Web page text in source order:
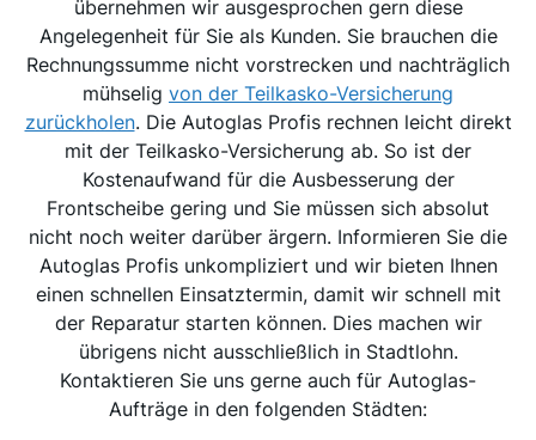
übernehmen wir ausgesprochen gern diese
Angelegenheit für Sie als Kunden. Sie brauchen die
Rechnungssumme nicht vorstrecken und nachträglich
mühselig von der Teilkasko-Versicherung
zurückholen. Die Autoglas Profis rechnen leicht direkt
mit der Teilkasko-Versicherung ab. So ist der
Kostenaufwand für die Ausbesserung der
Frontscheibe gering und Sie müssen sich absolut
nicht noch weiter darüber ärgern. Informieren Sie die
Autoglas Profis unkompliziert und wir bieten Ihnen
einen schnellen Einsatztermin, damit wir schnell mit
der Reparatur starten können. Dies machen wir
übrigens nicht ausschließlich in Stadtlohn.
Kontaktieren Sie uns gerne auch für Autoglas-
Aufträge in den folgenden Städten: